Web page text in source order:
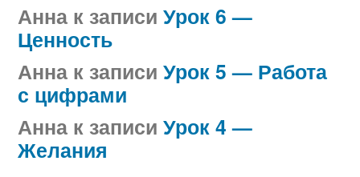
Анна к записи Урок 6 —
Ценность
Анна к записи Урок 5 — Работа
с цифрами
Анна к записи Урок 4 —
Желания